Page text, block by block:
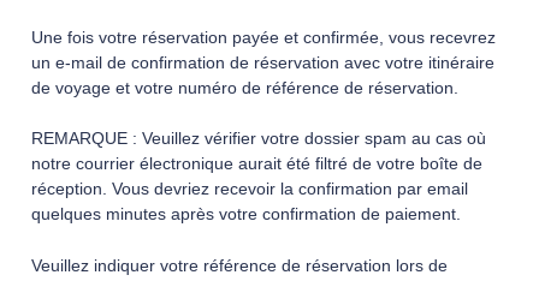
Une fois votre réservation payée et confirmée, vous recevrez
un e-mail de confirmation de réservation avec votre itinéraire
de voyage et votre numéro de référence de réservation.
REMARQUE : Veuillez vérifier votre dossier spam au cas où
notre courrier électronique aurait été filtré de votre boîte de
réception. Vous devriez recevoir la confirmation par email
quelques minutes après votre confirmation de paiement.
Veuillez indiquer votre référence de réservation lors de